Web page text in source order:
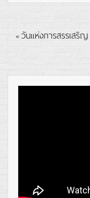
« วันแห่งการสรรเสริญ